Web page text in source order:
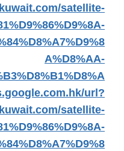
satellite-
A%D8%AA-
url?
satellite-